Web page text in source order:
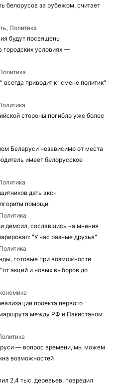
белорусов за рубежом, считает
Политика
будут посвящены
городских условиях —
приводит к "смене политик"
стороны погибло уже более
Беларуси независимо от места
имеет белорусское
дать экс-
помощи
демсил, сославшись на мнения
"У нас разные друзья"
готовые при возможности
акций и новых выборов до
проекта первого
между РФ и Пакистаном
— вопрос времени, мы можем
возможностей
2,4 тыс. деревьев, повредил